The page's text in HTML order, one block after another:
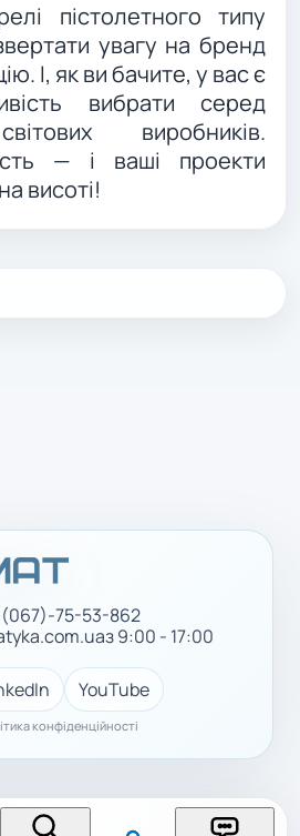
пістолетного типу
увагу на бренд
І, як ви бачите, у вас є
вибрати серед
виробників.
— і ваші проекти
висоті!
75-53-862
з 9:00 - 17:00
YouTube
конфіденційності